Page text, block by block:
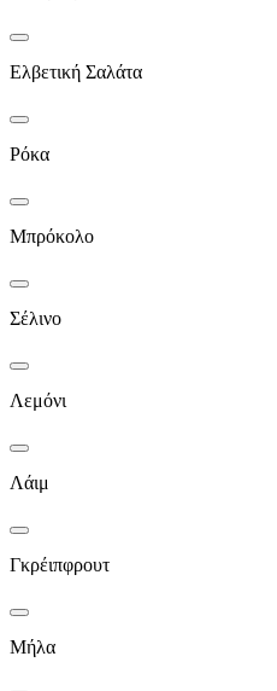
Ελβετική Σαλάτα
Ρόκα
Μπρόκολο
Σέλινο
Λεμόνι
Λάιμ
Γκρέιπφρουτ
Μήλα